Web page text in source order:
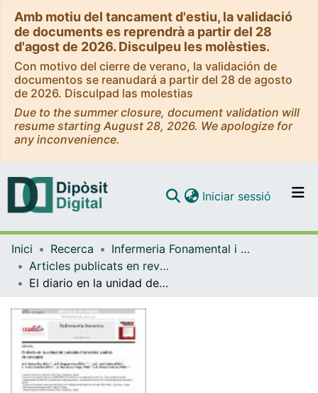
Amb motiu del tancament d'estiu, la validació
de documents es reprendrà a partir del 28
d'agost de 2026. Disculpeu les molèsties.
Con motivo del cierre de verano, la validación de
documentos se reanudará a partir del 28 de agosto
de 2026. Disculpad las molestias
Due to the summer closure, document validation will
resume starting August 28, 2026. We apologize for
any inconvenience.
Navega per tot el DD
Com publicar
Iniciar sessió (current)
Inici Recerca
Infermeria Fonamental i Clínica
Articles publicats en revistes (Infermeria Fonamental i Clínica)
El diario en la unidad de cuidados intensivos: análisis de concepto